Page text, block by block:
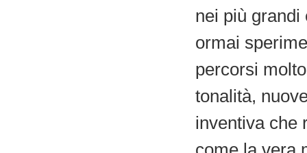
nei più
ormai
percorsi
tonalità,
inventiva che